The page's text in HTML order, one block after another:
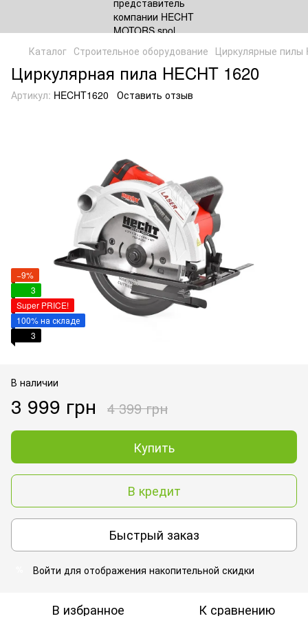
Каталог Строительное оборудование Циркулярные пилы
Циркулярная пила HECHT 1620
Артикул: HECHT1620 Оставить отзыв
−9%
3
Super PRICE!
100% на складе
3
В наличии
3 999 грн 4 399 грн
Купить
В кредит
Быстрый заказ
Войти для отображения накопительной скидки
В избранное К сравнению